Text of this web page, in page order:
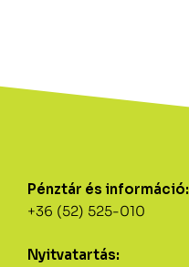
Pénztár és információ:
+36 (52) 525-010
Nyitvatartás: